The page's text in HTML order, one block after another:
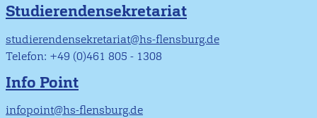
Studierendensekretariat
studierendensekretariat@hs-flensburg.de
Telefon: +49 (0)461 805 - 1308
Info Point
infopoint@hs-flensburg.de